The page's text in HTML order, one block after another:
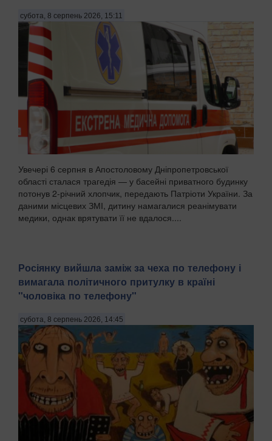
субота, 8 серпень 2026, 15:11
Увечері 6 серпня в Апостоловому Дніпропетровської
області сталася трагедія — у басейні приватного будинку
потонув 2-річний хлопчик, передають Патріоти України. За
даними місцевих ЗМІ, дитину намагалися реанімувати
медики, однак врятувати її не вдалося....
Росіянку вийшла заміж за чеха по телефону і
вимагала політичного притулку в країні
"чоловіка по телефону"
субота, 8 серпень 2026, 14:45